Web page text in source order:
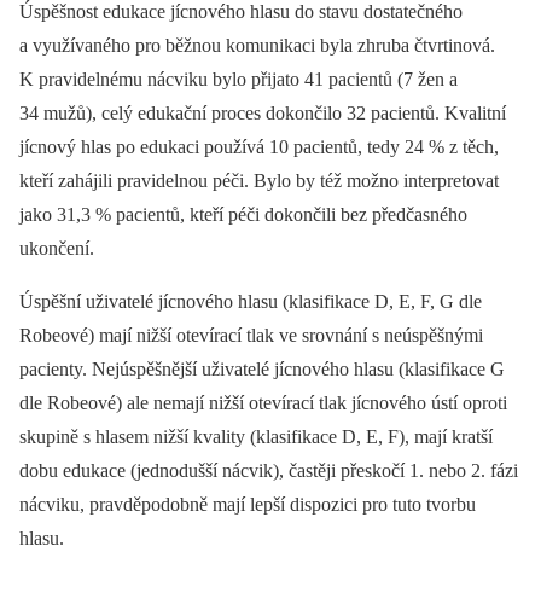
Úspěšnost edukace jícnového hlasu do stavu dostatečného
a využívaného pro běžnou komunikaci byla zhruba čtvrtinová.
K pravidelnému nácviku bylo přijato 41 pacientů (7 žen a
34 mužů), celý edukační proces dokončilo 32 pacientů. Kvalitní
jícnový hlas po edukaci používá 10 pacientů, tedy 24 % z těch,
kteří zahájili pravidelnou péči. Bylo by též možno interpretovat
jako 31,3 % pacientů, kteří péči dokončili bez předčasného
ukončení.
Úspěšní uživatelé jícnového hlasu (klasifikace D, E, F, G dle
Robeové) mají nižší otevírací tlak ve srovnání s neúspěšnými
pacienty. Nejúspěšnější uživatelé jícnového hlasu (klasifikace G
dle Robeové) ale nemají nižší otevírací tlak jícnového ústí oproti
skupině s hlasem nižší kvality (klasifikace D, E, F), mají kratší
dobu edukace (jednodušší nácvik), častěji přeskočí 1. nebo 2. fázi
nácviku, pravděpodobně mají lepší dispozici pro tuto tvorbu
hlasu.